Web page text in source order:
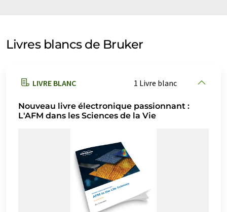
microscopes Raman
microscopie à super-résolution
spectromètres spectromètres à main
spectromètres à rayons X
spectromètres d'émission optiques
Livres blancs de Bruker
LIVRE BLANC 1 Livre blanc
Nouveau livre électronique passionnant :
L'AFM dans les Sciences de la Vie